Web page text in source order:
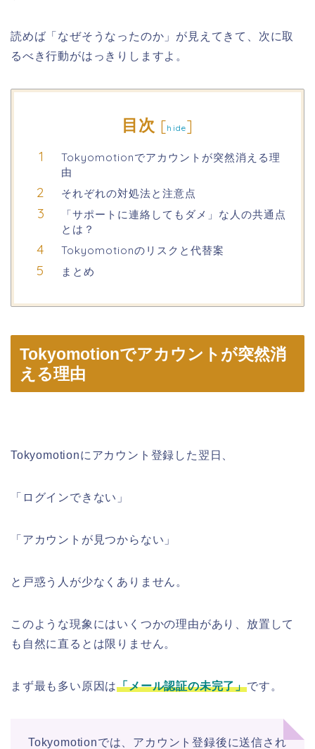
読めば「なぜそうなったのか」が見えてきて、次に取
るべき行動がはっきりしますよ。
目次 [hide]
Tokyomotionでアカウントが突然消える理
由
それぞれの対処法と注意点
「サポートに連絡してもダメ」な人の共通点
とは？
Tokyomotionのリスクと代替案
まとめ
Tokyomotionでアカウントが突然消
える理由
Tokyomotionにアカウント登録した翌日、
「ログインできない」
「アカウントが見つからない」
と戸惑う人が少なくありません。
このような現象にはいくつかの理由があり、放置して
も自然に直るとは限りません。
まず最も多い原因は「メール認証の未完了」です。
Tokyomotionでは、アカウント登録後に送信され